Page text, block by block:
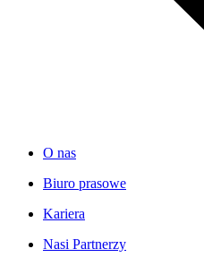
O nas
Biuro prasowe
Kariera
Nasi Partnerzy